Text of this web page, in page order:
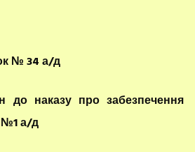
№ 34 а/д
до наказу про забезпечення
№1 а/д